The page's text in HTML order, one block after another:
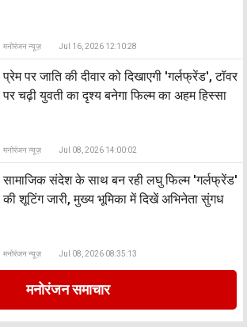
मनोरंजन न्यूज़ Jul 16, 2026 12:10:28
प्रेम पर जाति की दीवार को दिखाएगी 'गर्लफ्रेंड', टॉवर
पर चढ़ी युवती का दृश्य बनेगा फिल्म का अहम हिस्सा
मनोरंजन न्यूज़ Jul 08, 2026 14:00:02
सामाजिक संदेश के साथ बन रही लघु फिल्म 'गर्लफ्रेंड'
की शूटिंग जारी, मुख्य भूमिका में दिखें अभिनेता सुंगध
मनोरंजन न्यूज़ Jul 08, 2026 08:35:13
मनोरंजन समाचार